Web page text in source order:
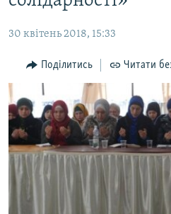
до
основної
Перейти
до
пошуку
БЛОГИ
ПОГЛЯД
ІНТЕРВ'Ю
ВСЕ ЗА ДЕНЬ
СПЕЦПРОЕКТИ
ДЕПОРТАЦІЯ
ВІДЕОУРОКИ «ELIFBE»
ЯК ОБІЙТИ БЛОКУВАННЯ
30 квітень 2018, 15:33
Поділитись Читати